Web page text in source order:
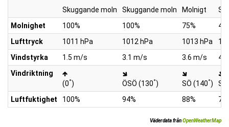
Skuggande moln Skuggande moln Molnigt
Molnighet
100% 100% 75%
Lufttryck
1011 hPa 1012 hPa 1013 hPa
Vindstyrka
1.5 m/s 3.1 m/s 3.6 m/s
Vindriktning
(0°) ÖSÖ (130°) SÖ (140°)
Luftfuktighet
100% 94% 88%
Väderdata frånOpenWeatherMap